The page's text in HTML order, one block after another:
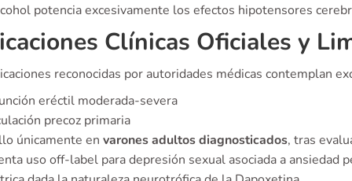
potencia excesivamente los efectos hipotensores
Clínicas Oficiales y
reconocidas por autoridades médicas contemplan
eréctil moderada-severa
precoz primaria
únicamente en varones adultos diagnosticados, tras
uso off-label para depresión sexual asociada a